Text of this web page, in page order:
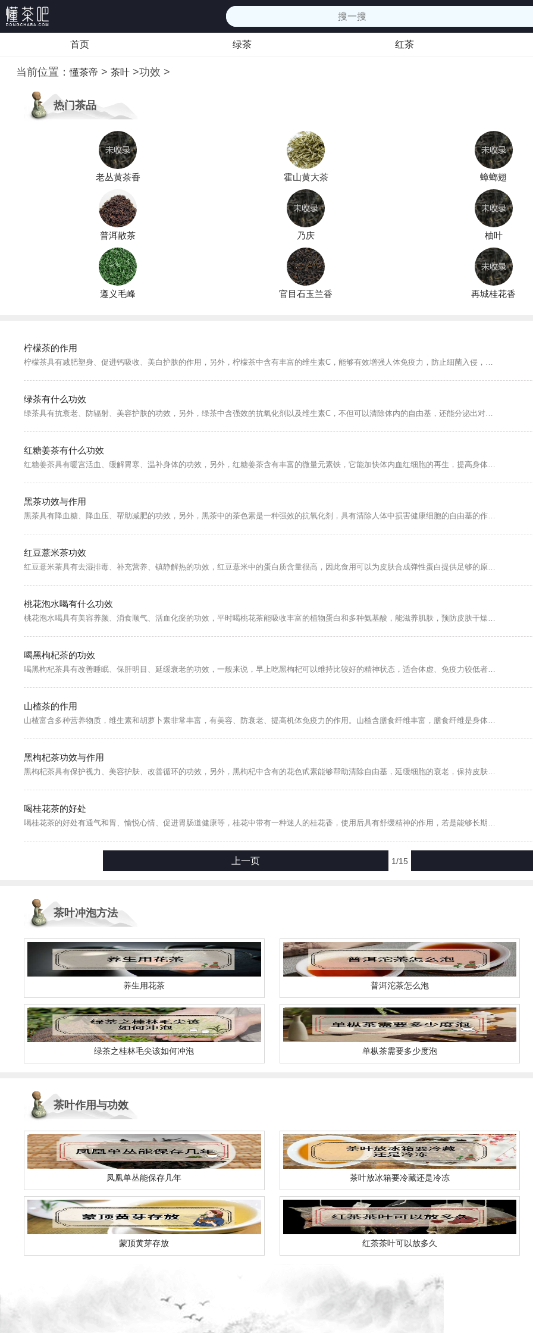
首页 绿茶 红茶
当前位置：懂茶帝 > 茶叶>功效 >
热门茶品
老丛黄茶香 霍山黄大茶 蟑螂翅
普洱散茶 乃庆 柚叶
遵义毛峰 官目石玉兰香 再城桂花香
柠檬茶的作用
绿茶有什么功效
红糖姜茶有什么功效
黑茶功效与作用
红豆薏米茶功效
桃花泡水喝有什么功效
喝黑枸杞茶的功效
山楂茶的作用
黑枸杞茶功效与作用
喝桂花茶的好处
上一页 1/15
茶叶冲泡方法
养生用花茶 普洱沱茶怎么泡
绿茶之桂林毛尖该如何冲泡 单枞茶需要多少度泡
茶叶作用与功效
凤凰单丛能保存几年 茶叶放冰箱要冷藏还是冷冻
蒙顶黄芽存放 红茶茶叶可以放多久